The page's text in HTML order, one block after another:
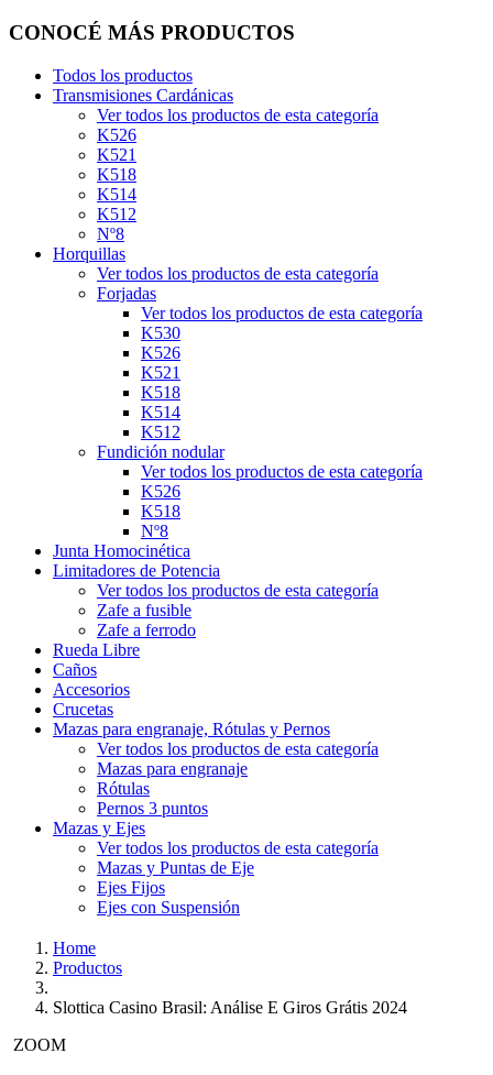
CONOCÉ MÁS PRODUCTOS
Todos los productos
Transmisiones Cardánicas
Ver todos los productos de esta categoría
K526
K521
K518
K514
K512
Nº8
Horquillas
Ver todos los productos de esta categoría
Forjadas
Ver todos los productos de esta categoría
K530
K526
K521
K518
K514
K512
Fundición nodular
Ver todos los productos de esta categoría
K526
K518
Nº8
Junta Homocinética
Limitadores de Potencia
Ver todos los productos de esta categoría
Zafe a fusible
Zafe a ferrodo
Rueda Libre
Caños
Accesorios
Crucetas
Mazas para engranaje, Rótulas y Pernos
Ver todos los productos de esta categoría
Mazas para engranaje
Rótulas
Pernos 3 puntos
Mazas y Ejes
Ver todos los productos de esta categoría
Mazas y Puntas de Eje
Ejes Fijos
Ejes con Suspensión
Home
Productos
Slottica Casino Brasil: Análise E Giros Grátis 2024
ZOOM